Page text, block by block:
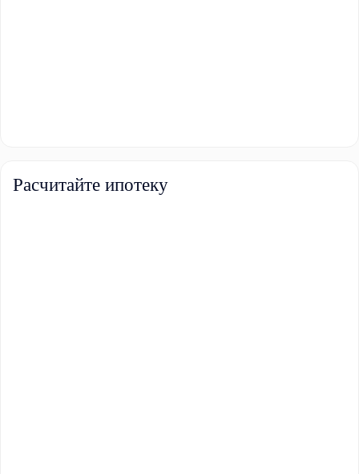
Расчитайте ипотеку